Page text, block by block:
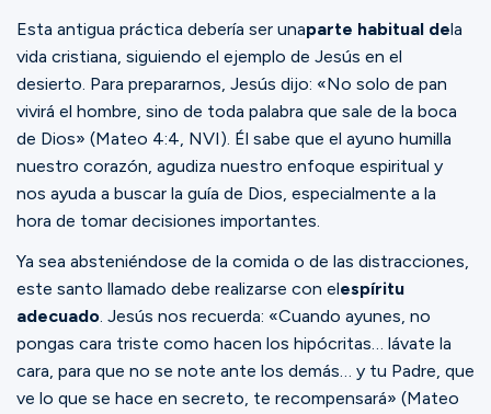
Esta antigua práctica debería ser unaparte habitual dela
vida cristiana, siguiendo el ejemplo de Jesús en el
desierto. Para prepararnos, Jesús dijo: «No solo de pan
vivirá el hombre, sino de toda palabra que sale de la boca
de Dios» (Mateo 4:4, NVI). Él sabe que el ayuno humilla
nuestro corazón, agudiza nuestro enfoque espiritual y
nos ayuda a buscar la guía de Dios, especialmente a la
hora de tomar decisiones importantes.
Ya sea absteniéndose de la comida o de las distracciones,
este santo llamado debe realizarse con elespíritu
adecuado. Jesús nos recuerda: «Cuando ayunes, no
pongas cara triste como hacen los hipócritas… lávate la
cara, para que no se note ante los demás… y tu Padre, que
ve lo que se hace en secreto, te recompensará» (Mateo